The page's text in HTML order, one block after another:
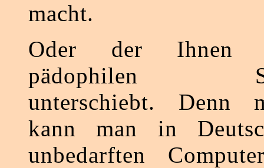
macht.
Oder der Ihnen
pädophilen
unterschiebt. Denn
kann man in
unbedarften